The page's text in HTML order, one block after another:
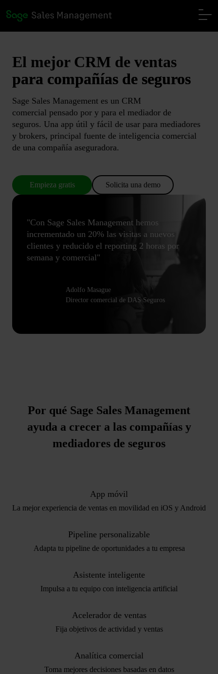
El mejor CRM de ventas
para compañías de seguros
Sage Sales Management es un CRM
comercial pensado por y para el mediador de
seguros. Una app útil y fácil de usar para mediadores
y brokers, principal fuente de inteligencia comercial
de una compañía aseguradora.
Empieza gratis Solicita una demo
"Con Sage Sales Management hemos
incrementado un 20% las visitas a nuevos
clientes y reducido el reporting 2 horas por
semana y comercial"
Adolfo Masague
Director comercial de DAS Seguros
Por qué Sage Sales Management
ayuda a crecer a las compañías y
mediadores de seguros
App móvil
La mejor experiencia de ventas en movilidad en iOS y Android
Pipeline personalizable
Adapta tu pipeline de oportunidades a tu empresa
Asistente inteligente
Impulsa a tu equipo con inteligencia artificial
Acelerador de ventas
Fija objetivos de actividad y ventas
Analítica comercial
Toma mejores decisiones basadas en datos